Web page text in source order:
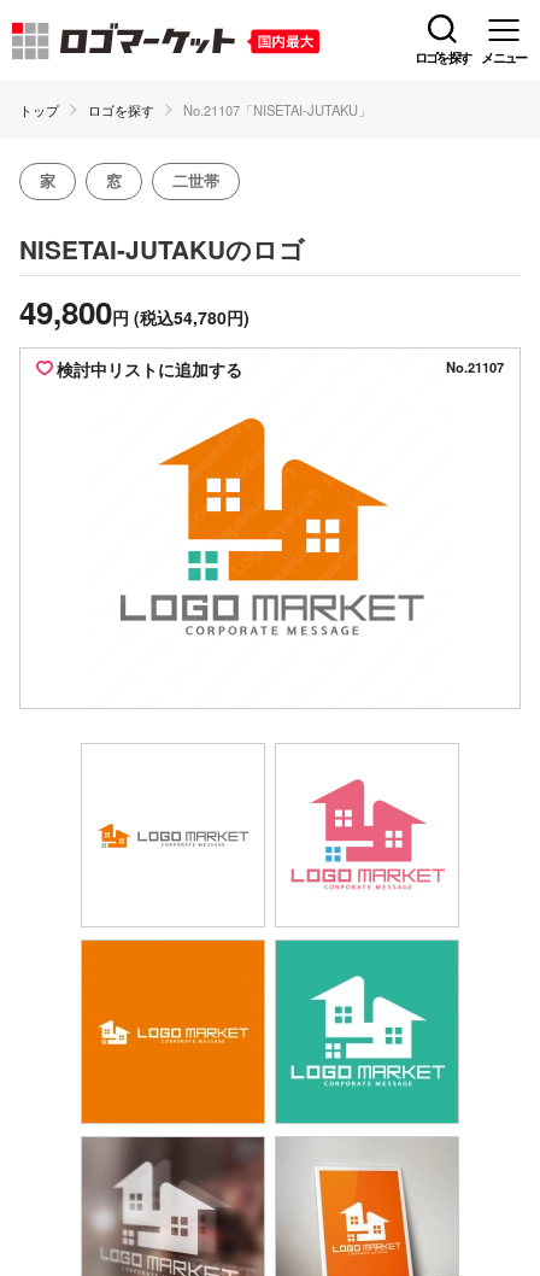
ロゴを探す メニュー
トップ ロゴを探す No.21107「NISETAI-JUTAKU」
家 窓 二世帯
NISETAI-JUTAKUのロゴ
49,800円 (税込54,780円)
検討中リストに追加する No.21107